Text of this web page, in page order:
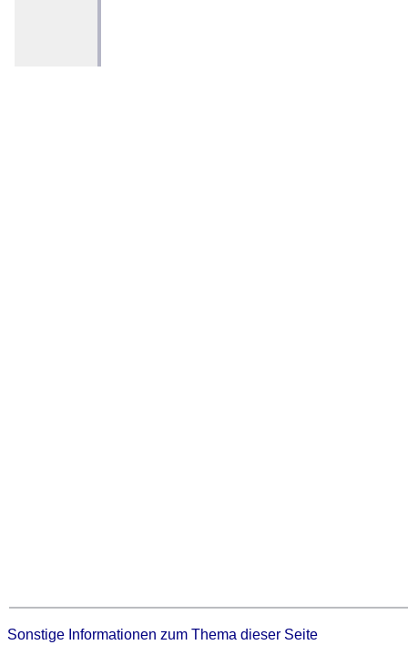
Sonstige Informationen zum Thema dieser Seite